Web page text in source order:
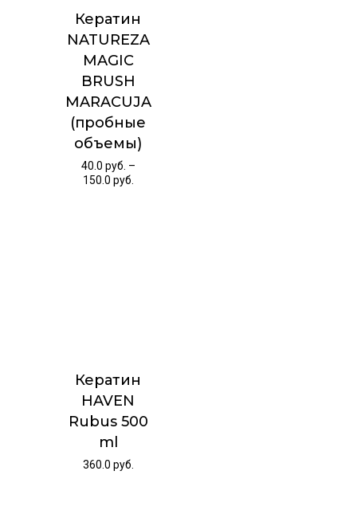
Кератин
NATUREZA
MAGIC
BRUSH
MARACUJA
(пробные
объемы)
40.0 руб. –
150.0 руб.
Кератин
HAVEN
Rubus 500
ml
360.0 руб.